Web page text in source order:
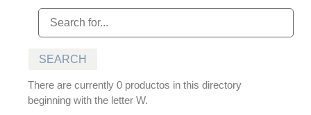
There are currently 0 productos in this directory
beginning with the letter W.